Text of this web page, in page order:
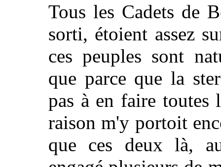
Tous les Cadets de
sorti, étoient assez
ces peuples sont
que parce que la
pas à en faire toutes
raison m'y portoit
que ces deux là,